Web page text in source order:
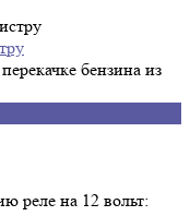
бензина из
реле на 12 вольт: